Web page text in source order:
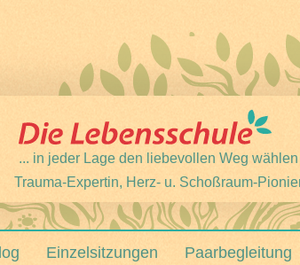
... in jeder Lage den liebevollen Weg wählen
Trauma-Expertin, Herz- u. Schoßraum-
Einzelsitzungen Paarbegleitung